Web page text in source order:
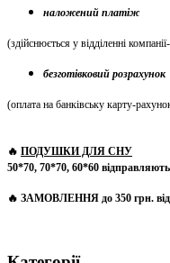
наложений платіж
(здійснюється у відділенні
безготівковий розрахунок
(оплата на банківську карту-
🔥 ПОДУШКИ ДЛЯ СНУ
50*70, 70*70, 60*60
🔥 ЗАМОВЛЕННЯ до 350 грн.